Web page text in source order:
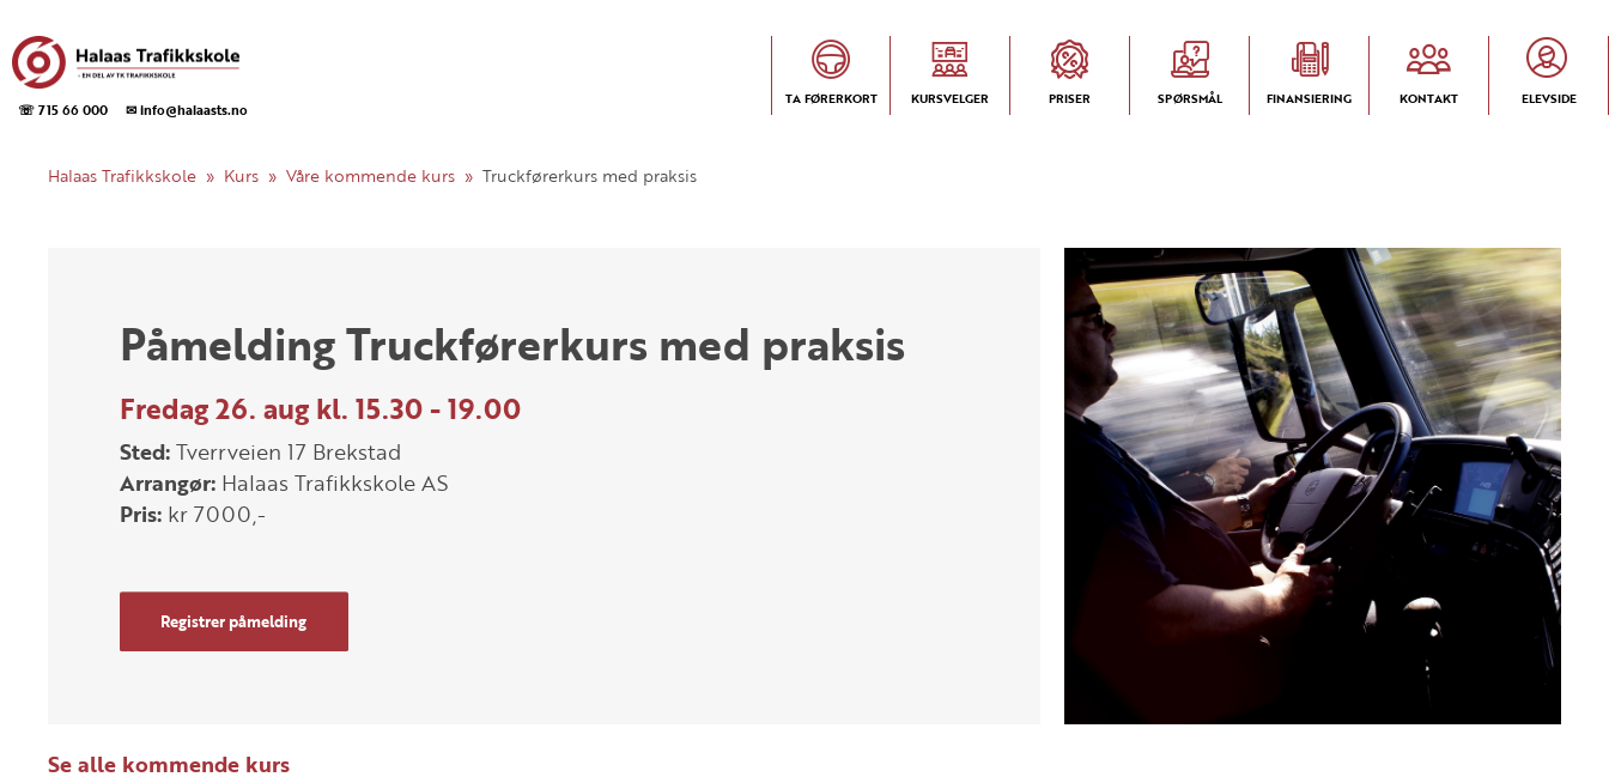
☏ 715 66 000 ✉ info@halaasts.no
TA FØRERKORT KURSVELGER PRISER SPØRSMÅL FINANSIERING KONTAKT ELEVSIDE
Halaas Trafikkskole Kurs Våre kommende kurs Truckførerkurs med praksis
Påmelding Truckførerkurs med praksis
Fredag 26. aug kl. 15.30 - 19.00
Sted:Tverrveien 17 Brekstad
Arrangør: Halaas Trafikkskole AS
Pris: kr 7000,-
Registrer påmelding
Se alle kommende kurs